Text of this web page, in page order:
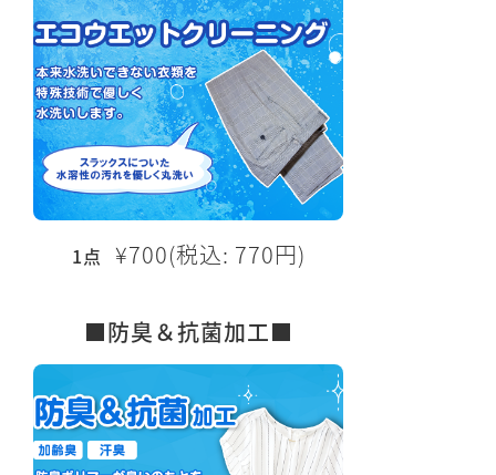
1点 ¥700(税込: 770円)
■防臭＆抗菌加工■